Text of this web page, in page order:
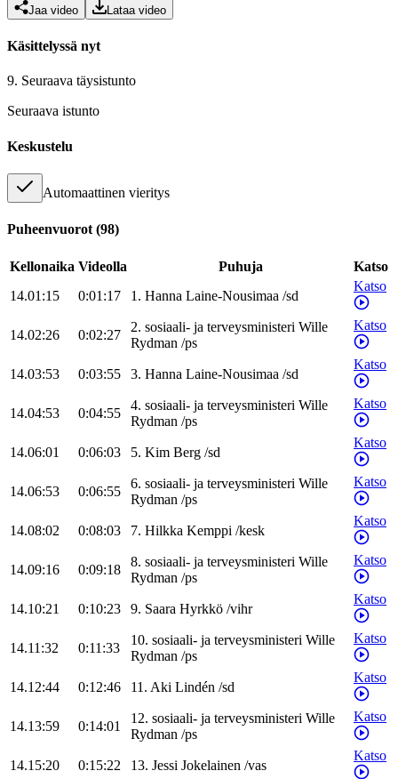
Jaa video Lataa video
Käsittelyssä nyt
9. Seuraava täysistunto
Seuraava istunto
Keskustelu
Automaattinen vieritys
Puheenvuorot (98)
Kellonaika Videolla Puhuja
Katso
14.01:15
0:01:17 1. Hanna Laine-Nousimaa /sd
Katso
14.02:26 0:02:27
2. sosiaali- ja terveysministeri Wille
Rydman /ps
Katso
14.03:53 0:03:55 3. Hanna Laine-Nousimaa /sd
Katso
14.04:53 0:04:55
4. sosiaali- ja terveysministeri Wille
Rydman /ps
Katso
14.06:01 0:06:03 5. Kim Berg /sd
Katso
14.06:53 0:06:55
6. sosiaali- ja terveysministeri Wille
Rydman /ps
Katso
14.08:02 0:08:03 7. Hilkka Kemppi /kesk
Katso
14.09:16 0:09:18
8. sosiaali- ja terveysministeri Wille
Rydman /ps
Katso
14.10:21 0:10:23 9. Saara Hyrkkö /vihr
Katso
14.11:32 0:11:33
10. sosiaali- ja terveysministeri Wille
Rydman /ps
Katso
14.12:44 0:12:46 11. Aki Lindén /sd
Katso
14.13:59 0:14:01
12. sosiaali- ja terveysministeri Wille
Rydman /ps
Katso
14.15:20 0:15:22 13. Jessi Jokelainen /vas
Katso